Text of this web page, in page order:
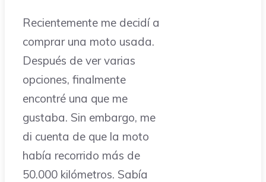
Recientemente me decidí a
comprar una moto usada.
Después de ver varias
opciones, finalmente
encontré una que me
gustaba. Sin embargo, me
di cuenta de que la moto
había recorrido más de
50.000 kilómetros. Sabía